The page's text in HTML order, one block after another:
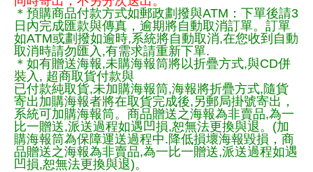
＊預購商品付款方式如郵政劃撥與ATM：下單後請3
日內完成匯款與傳真，逾期將自動取消訂單。訂單
如ATM或劃撥如逾時,系統將自動取消,在您收到自動
取消時請勿匯入,有需求請重新下單.
＊如有贈送海報,未購海報筒將以折疊方式,與CD併
裝入, 超商取貨付款與
已付款純取貨,未加購海報筒,海報將折疊方式,隨貨
寄出加購海報者將在取貨完成後,另郵局掛號寄出，
系統可加購海報筒。商品贈送之海報為非賣品,為一
比一贈送,派送過程如遇凹損,恕無法更換與退。(加
購海報筒為保障運送過程中.降低損壞海報毀損，商
品贈送之海報為非賣品,為一比一贈送,派送過程如遇
凹損,恕無法更換與退)。